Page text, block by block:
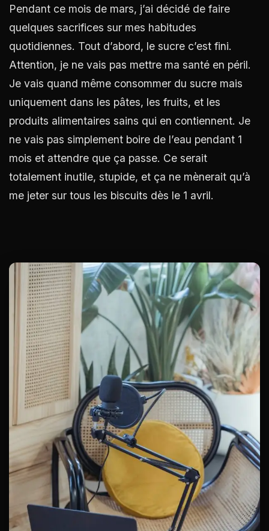
Pendant ce mois de mars, j’ai décidé de faire
quelques sacrifices sur mes habitudes
quotidiennes. Tout d’abord, le sucre c’est fini.
Attention, je ne vais pas mettre ma santé en péril.
Je vais quand même consommer du sucre mais
uniquement dans les pâtes, les fruits, et les
produits alimentaires sains qui en contiennent. Je
ne vais pas simplement boire de l’eau pendant 1
mois et attendre que ça passe. Ce serait
totalement inutile, stupide, et ça ne mènerait qu’à
me jeter sur tous les biscuits dès le 1 avril.